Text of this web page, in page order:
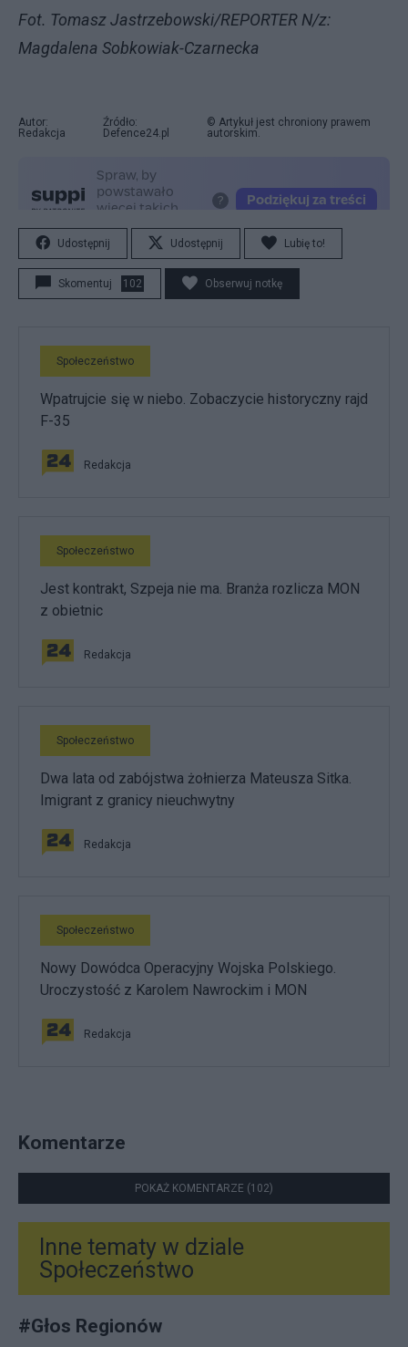
Fot. Tomasz Jastrzebowski/REPORTER N/z:
Magdalena Sobkowiak-Czarnecka
Autor:
Redakcja
Źródło:
Defence24.pl
© Artykuł jest chroniony prawem
autorskim.
Udostępnij Udostępnij Lubię to!
Skomentuj 102 Obserwuj notkę
Społeczeństwo
Wpatrujcie się w niebo. Zobaczycie historyczny rajd
F-35
Redakcja
Społeczeństwo
Jest kontrakt, Szpeja nie ma. Branża rozlicza MON
z obietnic
Redakcja
Społeczeństwo
Dwa lata od zabójstwa żołnierza Mateusza Sitka.
Imigrant z granicy nieuchwytny
Redakcja
Społeczeństwo
Nowy Dowódca Operacyjny Wojska Polskiego.
Uroczystość z Karolem Nawrockim i MON
Redakcja
Komentarze
POKAŻ KOMENTARZE (102)
Inne tematy w dziale
Społeczeństwo
#Głos Regionów